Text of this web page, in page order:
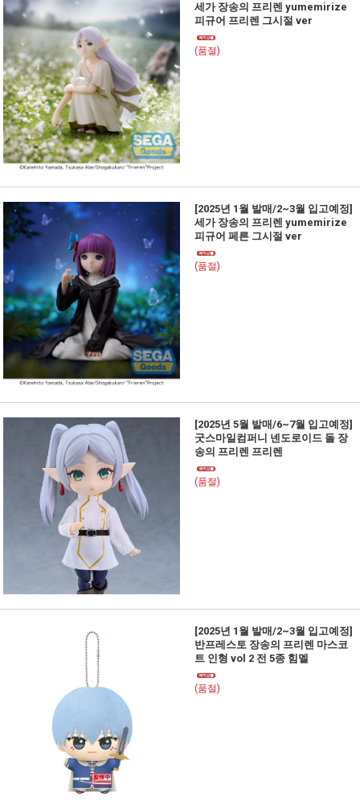
세가 장송의 프리렌 yumemirize
피규어 프리렌 그시절 ver
(품절)
[2025년 1월 발매/2~3월 입고예정]
세가 장송의 프리렌 yumemirize
피규어 페른 그시절 ver
(품절)
[2025년 5월 발매/6~7월 입고예정]
굿스마일컴퍼니 넨도로이드 돌 장
송의 프리렌 프리렌
(품절)
[2025년 1월 발매/2~3월 입고예정]
반프레스토 장송의 프리렌 마스코
트 인형 vol 2 전 5종 힘멜
(품절)